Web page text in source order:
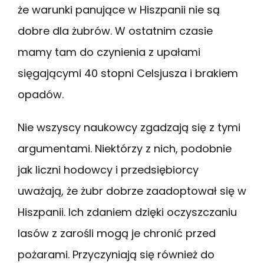
że warunki panujące w Hiszpanii nie są
dobre dla żubrów. W ostatnim czasie
mamy tam do czynienia z upałami
sięgającymi 40 stopni Celsjusza i brakiem
opadów.
Nie wszyscy naukowcy zgadzają się z tymi
argumentami. Niektórzy z nich, podobnie
jak liczni hodowcy i przedsiębiorcy
uważają, że żubr dobrze zaadoptował się w
Hiszpanii. Ich zdaniem dzięki oczyszczaniu
lasów z zarośli mogą je chronić przed
pożarami. Przyczyniają się również do